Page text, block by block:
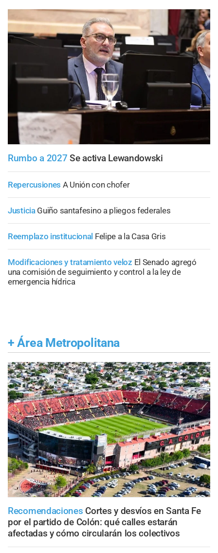
Rumbo a 2027 Se activa Lewandowski
Repercusiones A Unión con chofer
Justicia Guiño santafesino a pliegos federales
Reemplazo institucional Felipe a la Casa Gris
Modificaciones y tratamiento veloz El Senado agregó
una comisión de seguimiento y control a la ley de
emergencia hídrica
+ Área Metropolitana
Recomendaciones Cortes y desvíos en Santa Fe
por el partido de Colón: qué calles estarán
afectadas y cómo circularán los colectivos